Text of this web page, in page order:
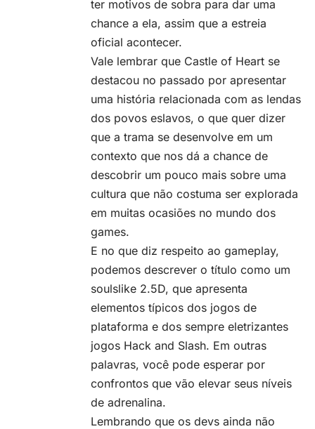
ter motivos de sobra para dar uma
chance a ela, assim que a estreia
oficial acontecer.
Vale lembrar que Castle of Heart se
destacou no passado por apresentar
uma história relacionada com as lendas
dos povos eslavos, o que quer dizer
que a trama se desenvolve em um
contexto que nos dá a chance de
descobrir um pouco mais sobre uma
cultura que não costuma ser explorada
em muitas ocasiões no mundo dos
games.
E no que diz respeito ao gameplay,
podemos descrever o título como um
soulslike 2.5D, que apresenta
elementos típicos dos jogos de
plataforma e dos sempre eletrizantes
jogos Hack and Slash. Em outras
palavras, você pode esperar por
confrontos que vão elevar seus níveis
de adrenalina.
Lembrando que os devs ainda não